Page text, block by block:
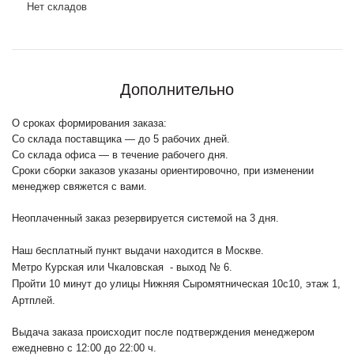
Нет складов
Дополнительно
О сроках формирования заказа:
Со склада поставщика — до 5 рабочих дней.
Со склада офиса — в течение рабочего дня.
Сроки сборки заказов указаны ориентировочно, при изменении
менеджер свяжется с вами.
Неоплаченный заказ резервируется системой на 3 дня.
Наш бесплатный пункт выдачи находится в Москве.
Метро Курская или Чкаловская - выход № 6.
Пройти 10 минут до улицы Нижняя Сыромятническая 10с10, этаж 1,
Артплей.
Выдача заказа происходит после подтверждения менеджером
ежедневно с 12:00 до 22:00 ч.